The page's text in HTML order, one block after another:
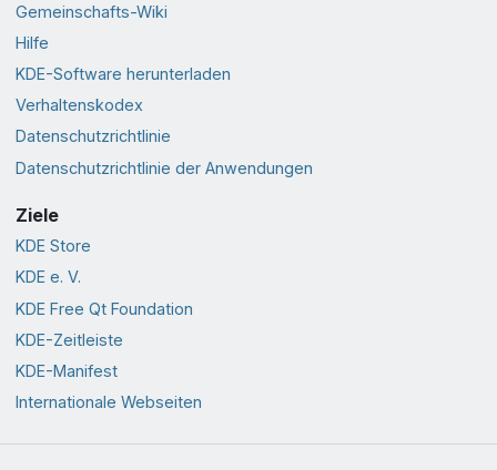
Gemeinschafts-Wiki
Hilfe
KDE-Software herunterladen
Verhaltenskodex
Datenschutzrichtlinie
Datenschutzrichtlinie der Anwendungen
Ziele
KDE Store
KDE e. V.
KDE Free Qt Foundation
KDE-Zeitleiste
KDE-Manifest
Internationale Webseiten